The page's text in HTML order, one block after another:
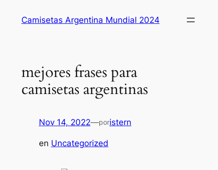
Camisetas Argentina Mundial 2024
mejores frases para
camisetas argentinas
Nov 14, 2022—poristern
en Uncategorized